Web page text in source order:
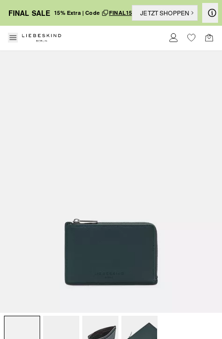
FINAL SALE 15% Extra | Code FINAL15 JETZT SHOPPEN